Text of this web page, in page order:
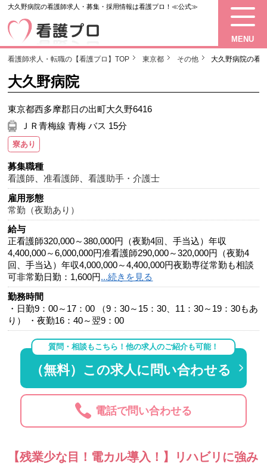
大久野病院の看護師求人・募集・採用情報は看護プロ！≪公式≫
MENU
看護師求人・転職の【看護プロ】TOP 東京都 その他 大久野病院の看
大久野病院
東京都西多摩郡日の出町大久野6416
ＪＲ青梅線 青梅 バス 15分
寮あり
募集職種
看護師 、准看護師 、看護助手・介護士
雇用形態
常勤（夜勤あり）
給与
正看護師320,000～380,000円（夜勤4回、手当込）年収
4,400,000～6,000,000円准看護師290,000～320,000円（夜勤4
回、手当込）年収4,000,000～4,400,000円夜勤専従常勤も相談
可非常勤日勤：1,600円...続きを見る
勤務時間
・日勤9：00～17：00 （9：30～15：30、11：30～19：30もあ
り） ・夜勤16：40～翌9：00
質問・相談もこちら！他の求人のご紹介も可能！
（無料）この求人に問い合わせる
電話で問い合わせる
【残業少な目！電カル導入！】リハビリに強み